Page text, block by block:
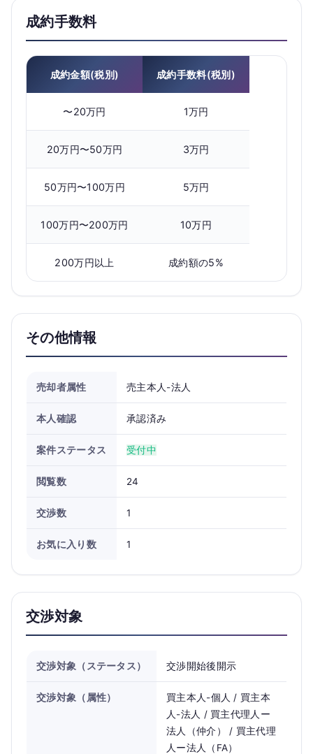
成約手数料
成約金額(税別) 成約手数料(税別)
〜20万円 1万円
20万円〜50万円 3万円
50万円〜100万円 5万円
100万円〜200万円 10万円
200万円以上 成約額の5%
その他情報
売却者属性 売主本人-法人
本人確認 承認済み
案件ステータス 受付中
閲覧数 24
交渉数 1
お気に入り数 1
交渉対象
交渉対象（ステータス） 交渉開始後開示
交渉対象（属性）
買主本人-個人 / 買主本
人-法人 / 買主代理人ー
法人（仲介） / 買主代理
人ー法人（FA）